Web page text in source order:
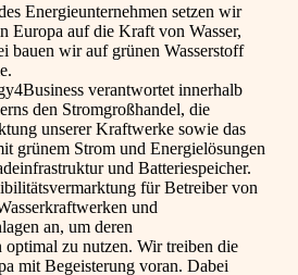
Energieunternehmen setzen wir
Europa auf die Kraft von Wasser,
bauen wir auf grünen Wasserstoff
verantwortet innerhalb
den Stromgroßhandel, die
unserer Kraftwerke sowie das
grünem Strom und Energielösungen
und Batteriespeicher.
für Betreiber von
und
an, um deren
optimal zu nutzen. Wir treiben die
mit Begeisterung voran. Dabei